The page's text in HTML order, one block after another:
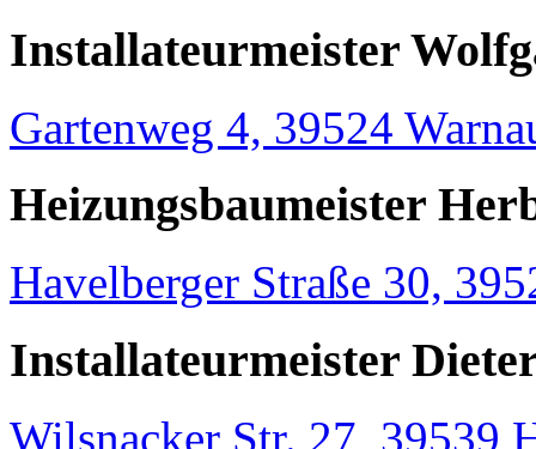
Installateurmeister
Gartenweg 4, 39524
Heizungsbaumeister
Havelberger Straße 30,
Installateurmeister
Wilsnacker Str. 27, 39539